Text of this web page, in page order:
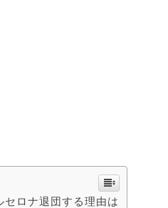
セロナ退団する理由は